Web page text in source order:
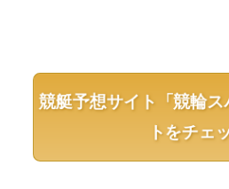
競艇予想サイト「競輪
トをチェ